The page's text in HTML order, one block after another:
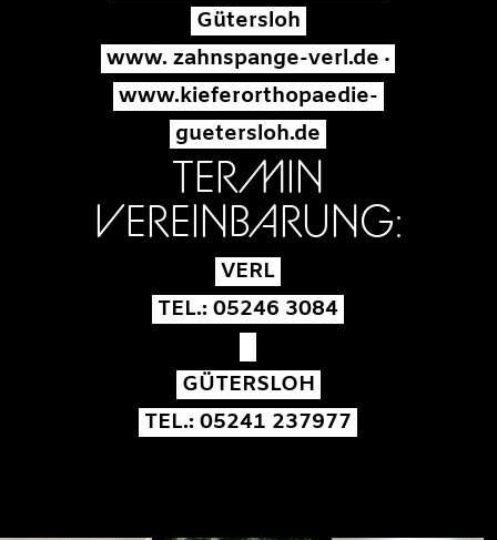
Gütersloh
www. zahnspange-verl.de ·
www.kieferorthopaedie-
guetersloh.de
TERMIN
VEREINBARUNG:
VERL
TEL.: 05246 3084
GÜTERSLOH
TEL.: 05241 237977